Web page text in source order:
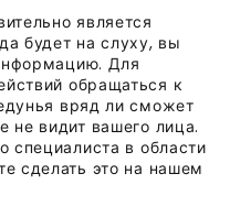
является
будет на слуху, вы
Для
обращаться к
вряд ли сможет
не видит вашего лица.
специалиста в области
сделать это на нашем